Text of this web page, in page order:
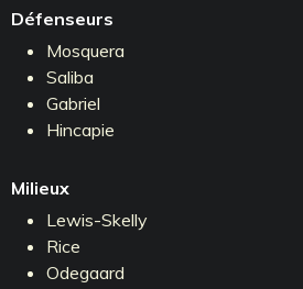
Défenseurs
Mosquera
Saliba
Gabriel
Hincapie
Milieux
Lewis-Skelly
Rice
Odegaard